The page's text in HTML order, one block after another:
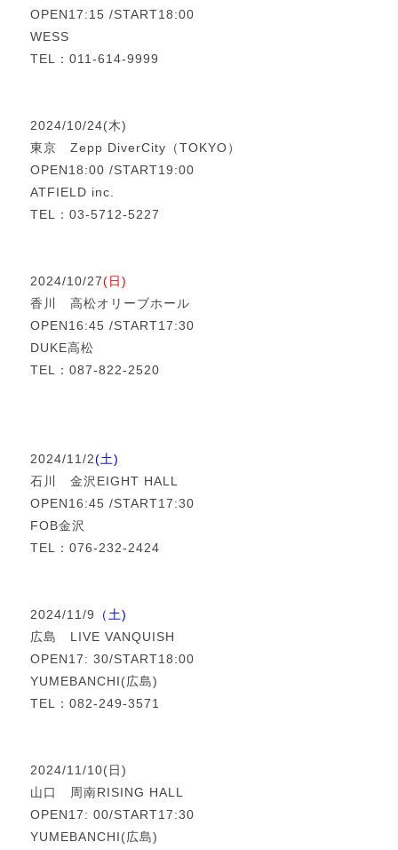
OPEN17:15 /START18:00
WESS
TEL：011-614-9999
2024/10/24(木)
東京 Zepp DiverCity（TOKYO）
OPEN18:00 /START19:00
ATFIELD inc.
TEL：03-5712-5227
2024/10/27(日)
香川 高松オリーブホール
OPEN16:45 /START17:30
DUKE高松
TEL：087-822-2520
2024/11/2(土)
石川 金沢EIGHT HALL
OPEN16:45 /START17:30
FOB金沢
TEL：076-232-2424
2024/11/9
（土)
広島 LIVE VANQUISH
OPEN17: 30/START18:00
YUMEBANCHI(広島)
TEL：082-249-3571
2024/11/10(日)
山口 周南RISING HALL
OPEN17: 00/START17:30
YUMEBANCHI(広島)